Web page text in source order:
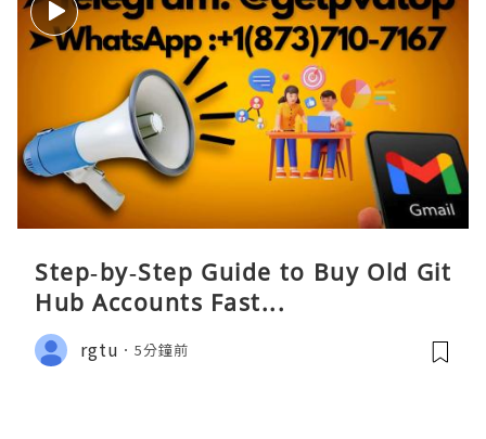
Step‑by‑Step Guide to Buy Old Git
Hub Accounts Fast...
rgtu 5分鐘前